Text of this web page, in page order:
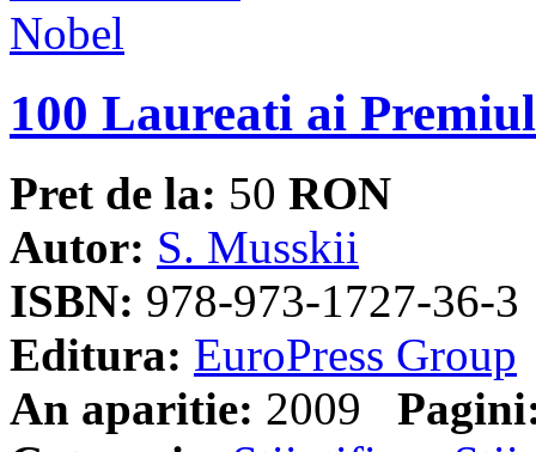
100 Laureati ai
Pret de la: 50 RON
Autor: S. Musskii
ISBN: 978-973-1727-36-3
Editura: EuroPress Group
An aparitie: 2009